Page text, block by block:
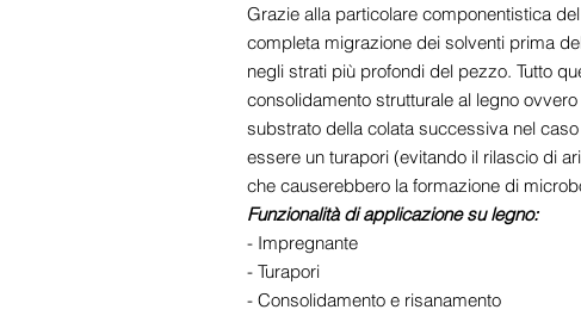
Grazie alla particolare componentistica
completa migrazione dei solventi prima
negli strati più profondi del pezzo. Tutto
consolidamento strutturale al legno
substrato della colata successiva nel
essere un turapori (evitando il rilascio di
che causerebbero la formazione di
Funzionalità di applicazione su legno:
- Impregnante
- Turapori
- Consolidamento e risanamento